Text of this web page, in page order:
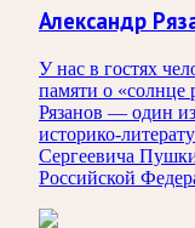
Александр
У нас в гостях
памяти о «солнце
Рязанов — один из
Сергеевича
Российской